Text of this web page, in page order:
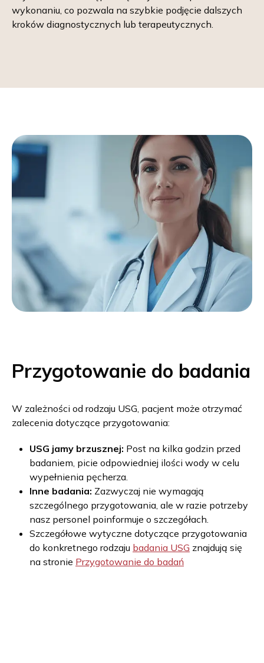
wykonaniu, co pozwala na szybkie podjęcie dalszych
kroków diagnostycznych lub terapeutycznych.
Przygotowanie do badania
W zależności od rodzaju USG, pacjent może otrzymać
zalecenia dotyczące przygotowania:
USG jamy brzusznej: Post na kilka godzin przed
badaniem, picie odpowiedniej ilości wody w celu
wypełnienia pęcherza.
Inne badania: Zazwyczaj nie wymagają
szczególnego przygotowania, ale w razie potrzeby
nasz personel poinformuje o szczegółach.
Szczegółowe wytyczne dotyczące przygotowania
do konkretnego rodzaju badania USG znajdują się
na stronie Przygotowanie do badań